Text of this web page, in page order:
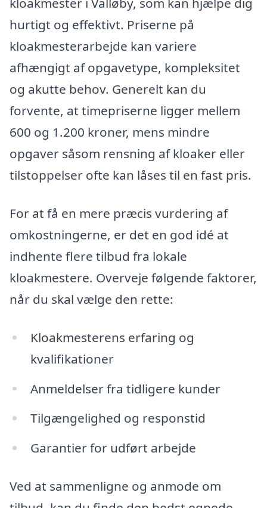
hurtigt og effektivt. Priserne på
kloakmesterarbejde kan variere
afhængigt af opgavetype, kompleksitet
og akutte behov. Generelt kan du
forvente, at timepriserne ligger mellem
600 og 1.200 kroner, mens mindre
opgaver såsom rensning af kloaker eller
tilstoppelser ofte kan låses til en fast pris.
For at få en mere præcis vurdering af
omkostningerne, er det en god idé at
indhente flere tilbud fra lokale
kloakmestere. Overveje følgende faktorer,
når du skal vælge den rette:
Kloakmesterens erfaring og
kvalifikationer
Anmeldelser fra tidligere kunder
Tilgængelighed og responstid
Garantier for udført arbejde
Ved at sammenligne og anmode om